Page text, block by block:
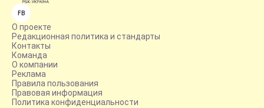
FB
О проекте
Редакционная политика и стандарты
Контакты
Команда
О компании
Реклама
Правила пользования
Правовая информация
Политика конфиденциальности